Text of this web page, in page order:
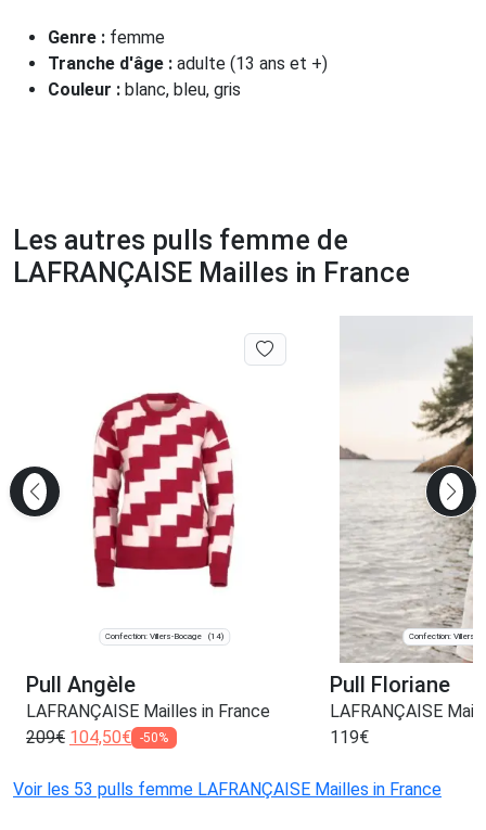
Genre : femme
Tranche d'âge : adulte (13 ans et +)
Couleur : blanc, bleu, gris
Les autres pulls femme de
LAFRANÇAISE Mailles in France
Confection: Villers-Bocage (14)
Pull Angèle
LAFRANÇAISE Mailles in France
209€ 104,50€ -50%
Confection: Villers-
Pull Floriane
LAFRANÇAISE
119€
Voir les 53 pulls femme LAFRANÇAISE Mailles in France